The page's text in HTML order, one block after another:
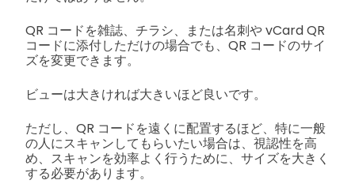
QR コードを雑誌、チラシ、または名刺や vCard QR
コードに添付しただけの場合でも、QR コードのサイ
ズを変更できます。
ビューは大きければ大きいほど良いです。
ただし、QR コードを遠くに配置するほど、特に一般
の人にスキャンしてもらいたい場合は、視認性を高
め、スキャンを効率よく行うために、サイズを大きく
する必要があります。